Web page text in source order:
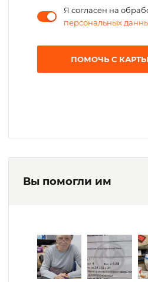
Я согласен на
персональных
ПОМОЧЬ С КАРТЫ
Вы помогли им